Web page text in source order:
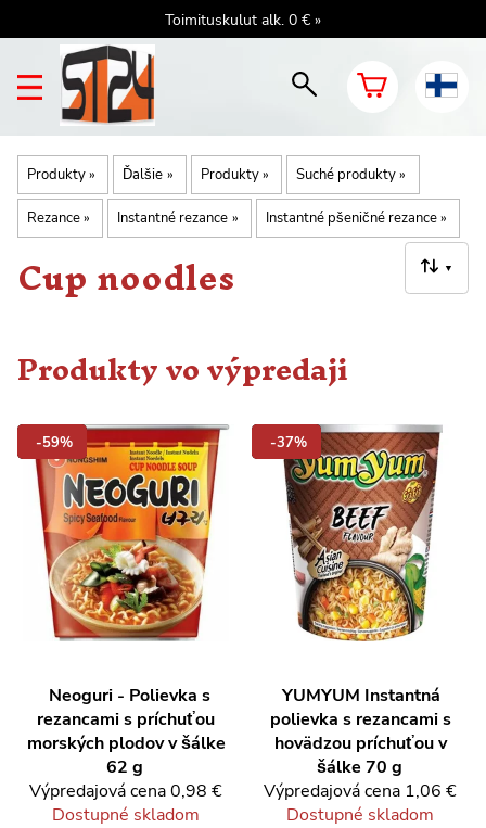
Toimituskulut alk. 0 € »
Produkty‪» Ďalšie ‪» Produkty‪» Suché produkty‪»
Rezance‪» Instantné rezance ‪» Instantné pšeničné rezance‪»
▼
Cup noodles
Produkty vo výpredaji
-59%
Neoguri - Polievka s
rezancami s príchuťou
morských plodov v šálke
62 g
Výpredajová cena0,98 €
Dostupné skladom
-37%
YUMYUM Instantná
polievka s rezancami s
hovädzou príchuťou v
šálke 70 g
Výpredajová cena 1,06 €
Dostupné skladom